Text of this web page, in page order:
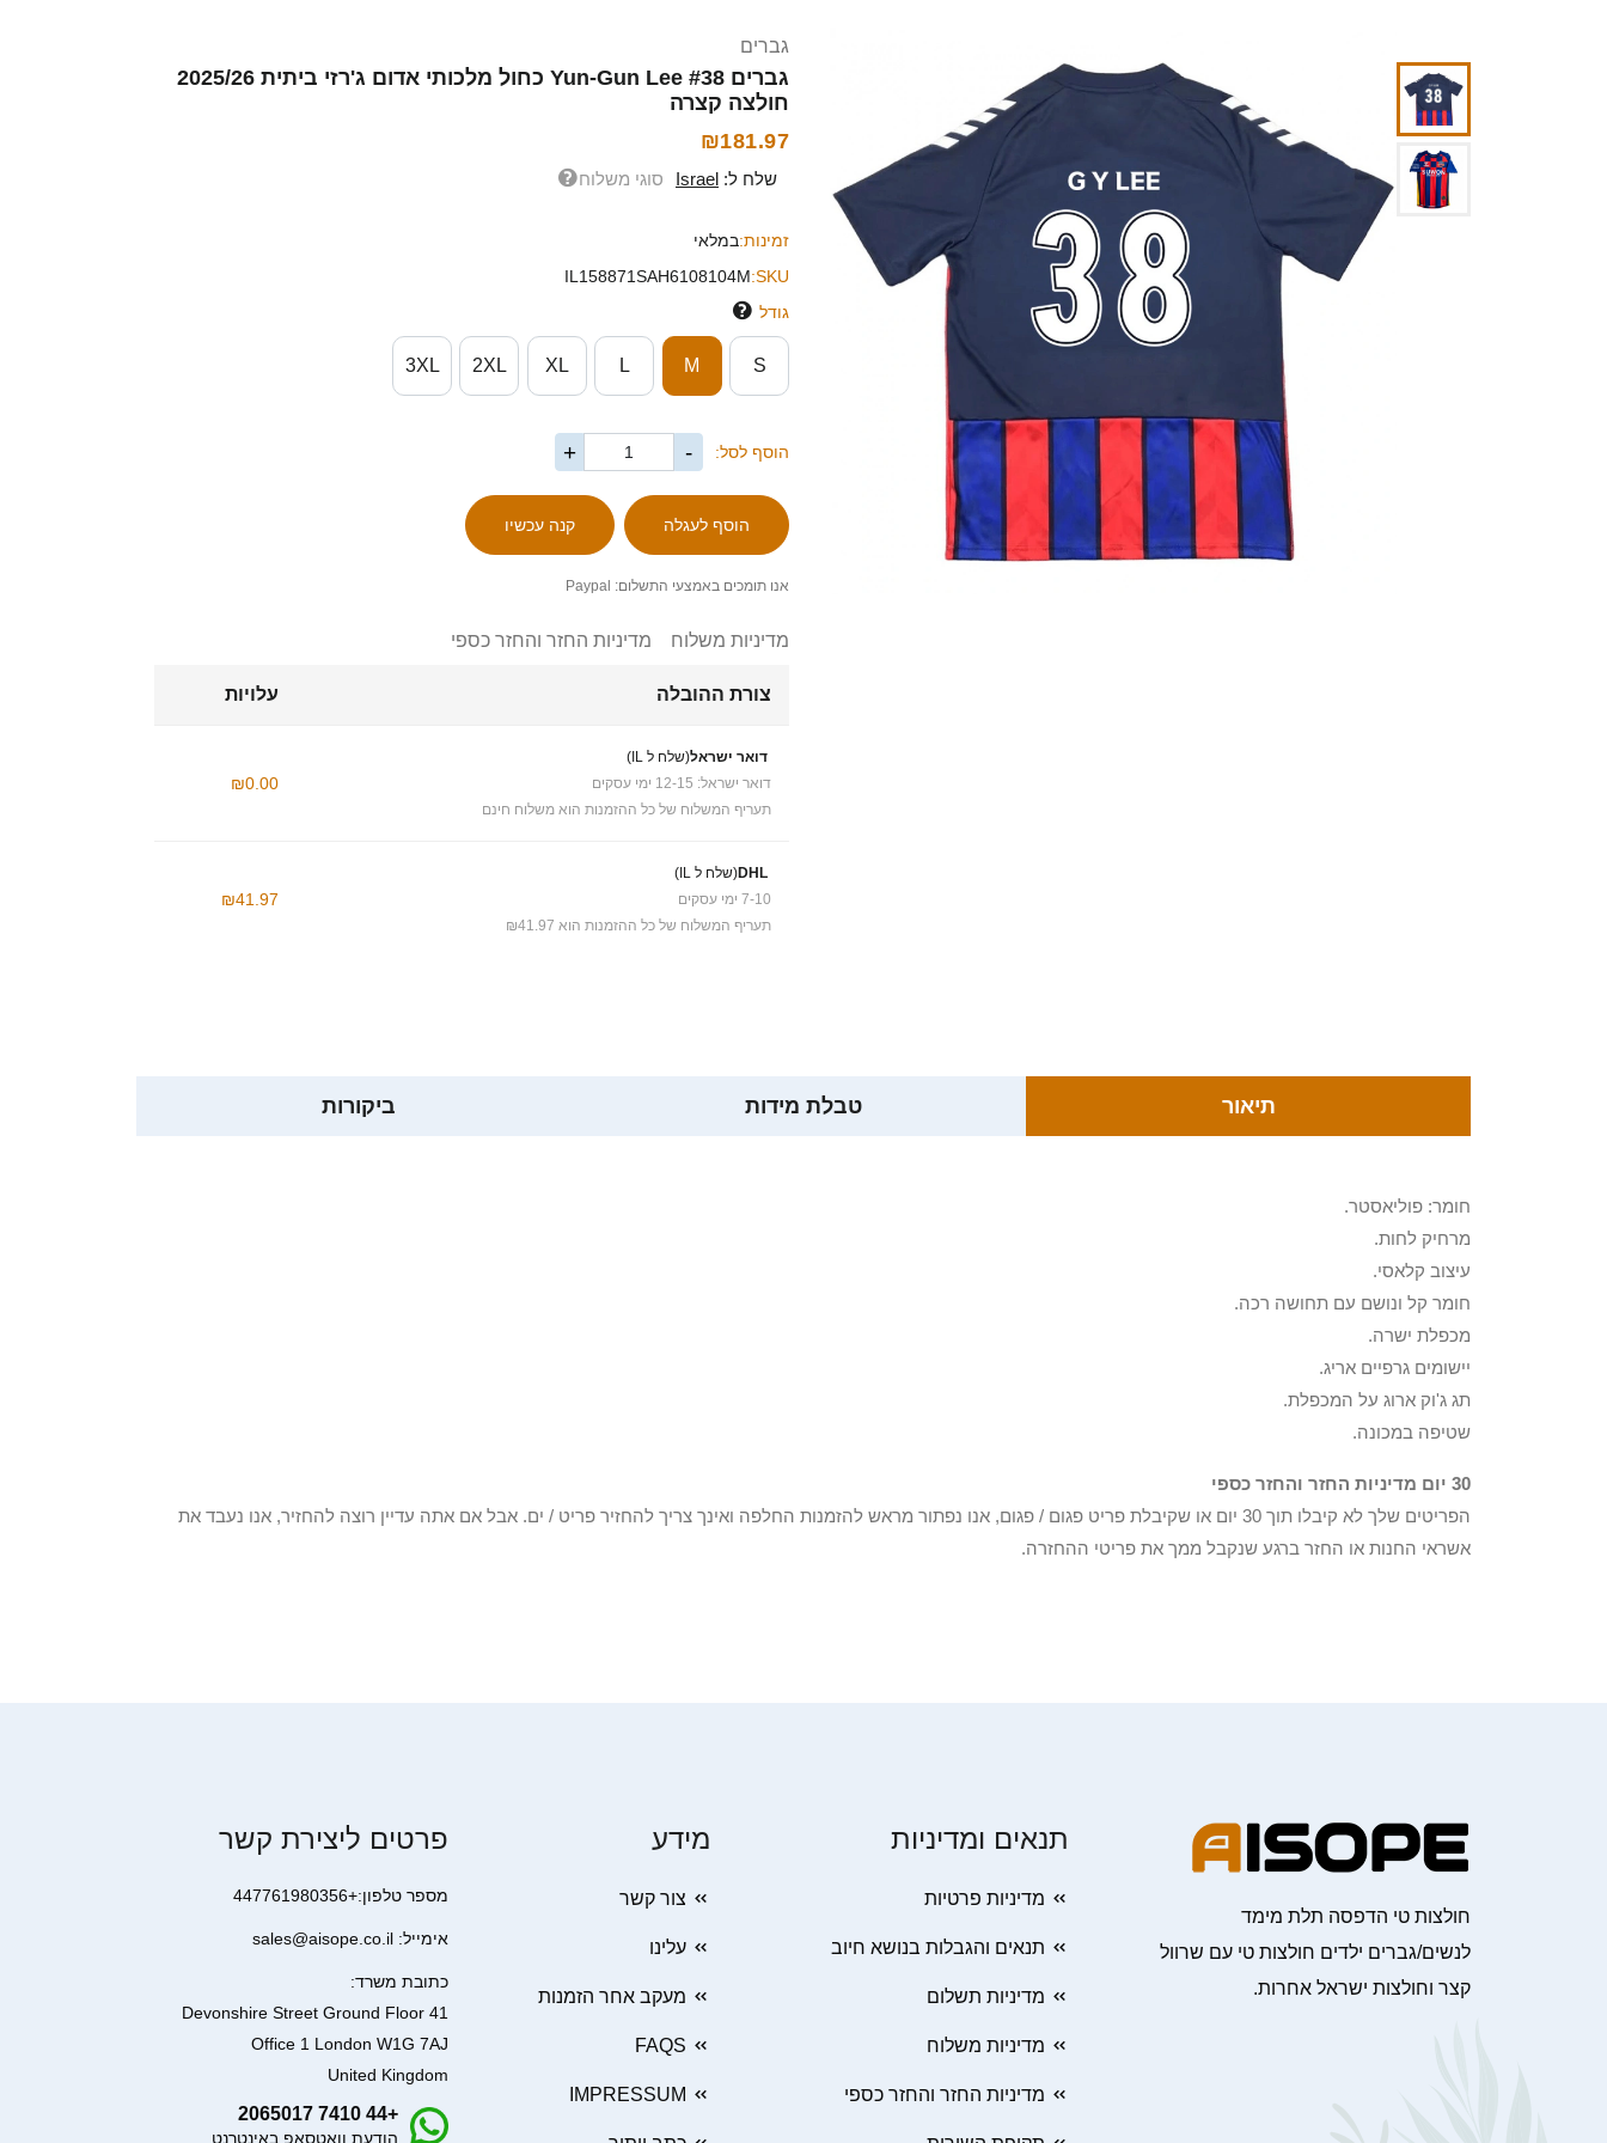
גברים
גברים Yun-Gun Lee #38 כחול מלכותי אדום ג'רזי ביתית 2025/26
חולצה קצרה
₪181.97
שלח ל: Israel סוגי משלוח
זמינות:במלאי
SKU:
IL158871SAH6108104M
גודל
S
M
L
XL
2XL
3XL
הוסף לסל: -
+
אנו תומכים באמצעי התשלום: Paypal
מדיניות משלוח מדיניות החזר והחזר כספי
צורת ההובלה עלויות
דואר ישראל(שלח ל IL)
דואר ישראל: 12-15 ימי עסקים
תעריף המשלוח של כל ההזמנות הוא משלוח חינם
₪0.00
DHL(שלח ל IL)
7-10 ימי עסקים
תעריף המשלוח של כל ההזמנות הוא ₪41.97
₪41.97
תיאור טבלת מידות ביקורות
חומר: פוליאסטר.
מרחיק לחות.
עיצוב קלאסי.
חומר קל ונושם עם תחושה רכה.
מכפלת ישרה.
יישומים גרפיים אריג.
תג ג'וק ארוג על המכפלת.
שטיפה במכונה.
30 יום מדיניות החזר והחזר כספי
הפריטים שלך לא קיבלו תוך 30 יום או שקיבלת פריט פגום / פגום, אנו נפתור מראש להזמנות החלפה ואינך צריך להחזיר פריט / ים. אבל אם אתה עדיין רוצה להחזיר, אנו נעבד את
אשראי החנות או החזר ברגע שנקבל ממך את פריטי ההחזרה.
חולצות טי הדפסה תלת מימד
לנשים/גברים ילדים חולצות טי עם שרוול
קצר וחולצות ישראל אחרות.
תנאים ומדיניות
מדיניות פרטיות
תנאים והגבלות בנושא חיוב
מדיניות תשלום
מדיניות משלוח
מדיניות החזר והחזר כספי
מידע
צור קשר
עלינו
מעקב אחר הזמנות
FAQS
IMPRESSUM
פרטים ליצירת קשר
מספר טלפון:+447761980356
אימייל: sales@aisope.co.il
כתובת משרד:
41 Devonshire Street Ground Floor
Office 1 London W1G 7AJ
United Kingdom
+44 7410 2065017
הודעת וואטסאפ באינטרנט